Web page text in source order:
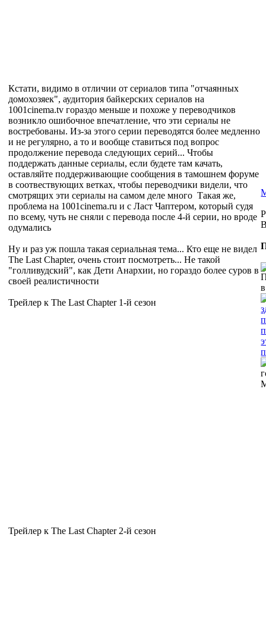
Кстати, видимо в отличии от сериалов типа "отчаянных
домохозяек", аудитория байкерских сериалов на
1001cinema.tv гораздо меньше и похоже у переводчиков
возникло ошибочное впечатление, что эти сериалы не
востребованы. Из-за этого серии переводятся более медленно
и не регулярно, а то и вообще ставиться под вопрос
продолжение перевода следующих серий... Чтобы
поддержать данные сериалы, если будете там качать,
оставляйте поддерживающие сообщения в тамошнем форуме
в соотвествующих ветках, чтобы переводчики видели, что
смотрящих эти сериалы на самом деле много Такая же,
проблема на 1001cinema.ru и с Ласт Чаптером, который судя
по всему, чуть не сняли с перевода после 4-й серии, но вроде
одумались
Ну и раз уж пошла такая сериальная тема... Кто еще не видел
The Last Chapter, очень стоит посмотреть... Не такой
"голливудский", как Дети Анархии, но гораздо более суров в
своей реалистичности
Трейлер к The Last Chapter 1-й сезон
Трейлер к The Last Chapter 2-й сезон